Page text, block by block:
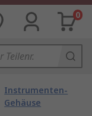
0
Instrumenten-
Gehäuse